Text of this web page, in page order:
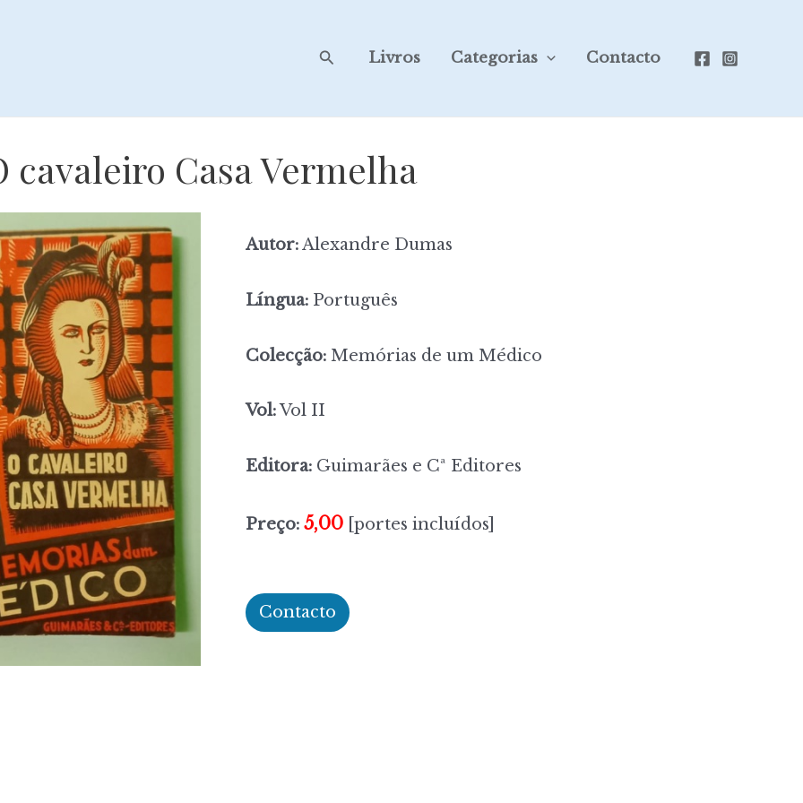
SearchLivros Categorias Contacto
cavaleiro Casa Vermelha
Autor:Alexandre Dumas
Língua: Português
Colecção: Memórias de um Médico
Vol:Vol II
Editora: Guimarães e Cª Editores
Preço: 5,00 [portes incluídos]
Contacto